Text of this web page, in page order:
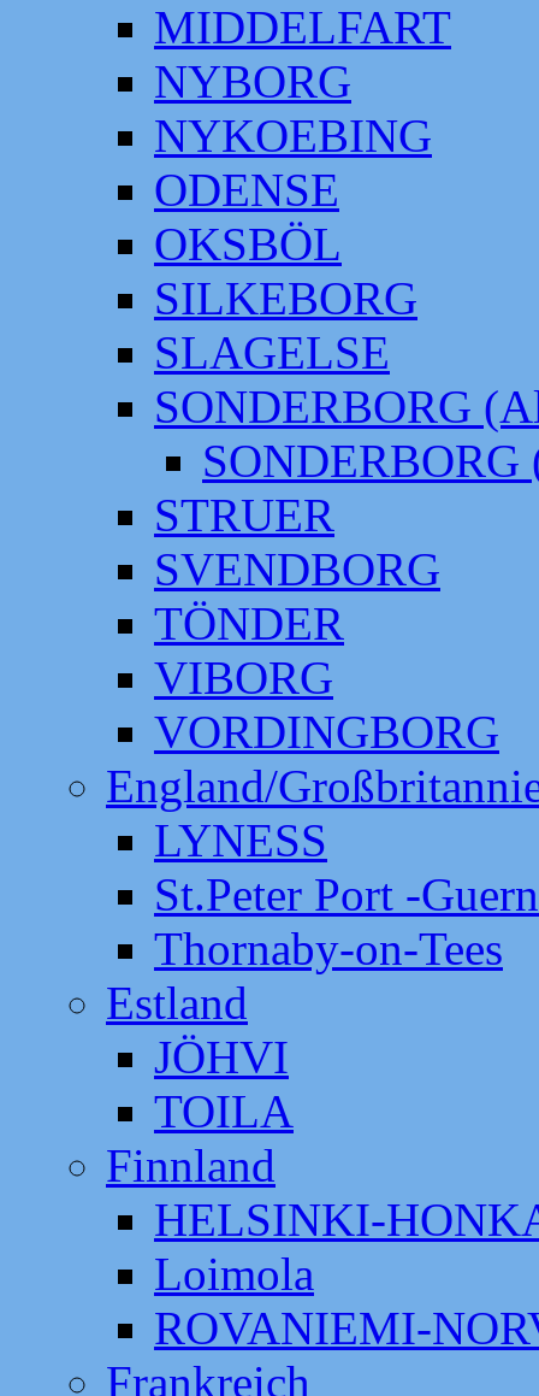
MIDDELFART
NYBORG
NYKOEBING
ODENSE
OKSBÖL
SILKEBORG
SLAGELSE
SONDERBORG
SONDERBORG
STRUER
SVENDBORG
TÖNDER
VIBORG
VORDINGBORG
England/
LYNESS
St.Peter Port -
Thornaby-on-Tees
Estland
JÖHVI
TOILA
Finnland
HELSINKI-
Loimola
ROVANIEMI-
Frankreich